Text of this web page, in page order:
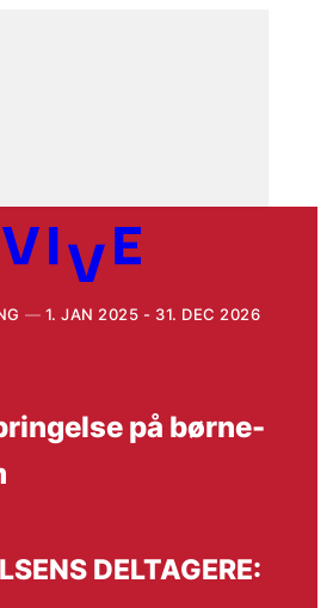
1. JAN 2025 - 31. DEC 2026
på børne-
DELTAGERE: